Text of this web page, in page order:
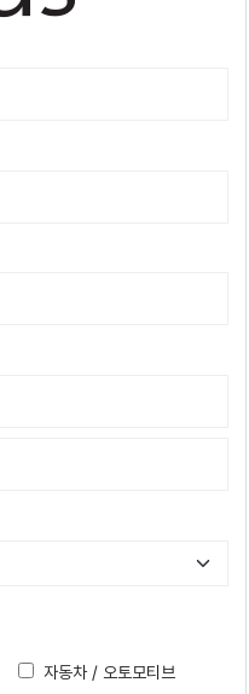
자동차 / 오토모티브